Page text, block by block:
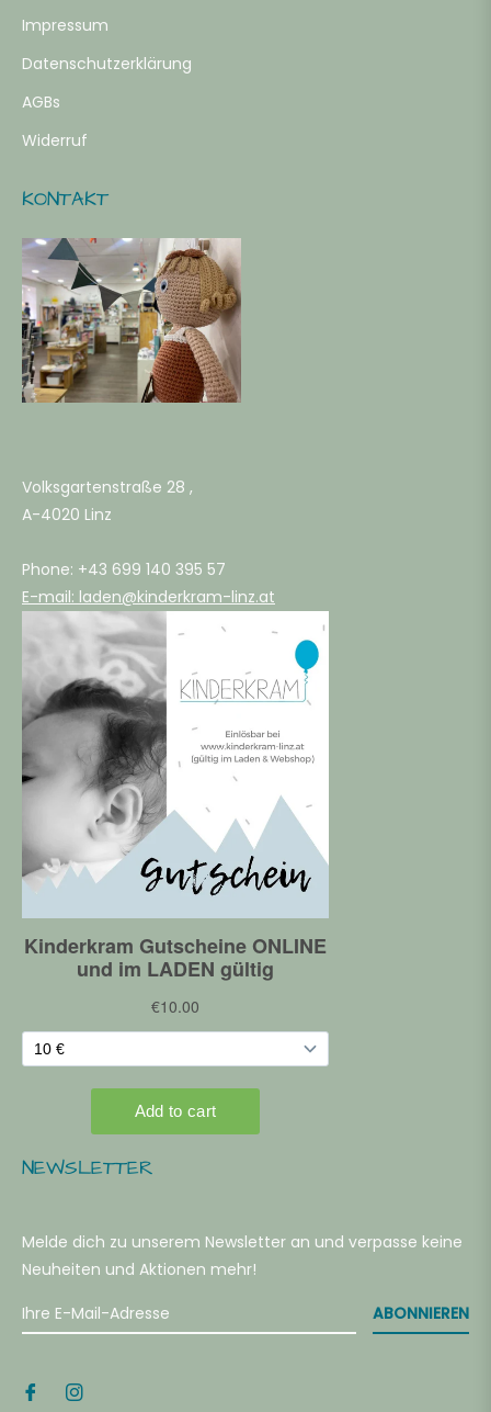
Impressum
Datenschutzerklärung
AGBs
Widerruf
KONTAKT
Volksgartenstraße 28 ,
A-4020 Linz
Phone: +43 699 140 395 57
E-mail: laden@kinderkram-linz.at
NEWSLETTER
Melde dich zu unserem Newsletter an und verpasse keine
Neuheiten und Aktionen mehr!
ABONNIEREN